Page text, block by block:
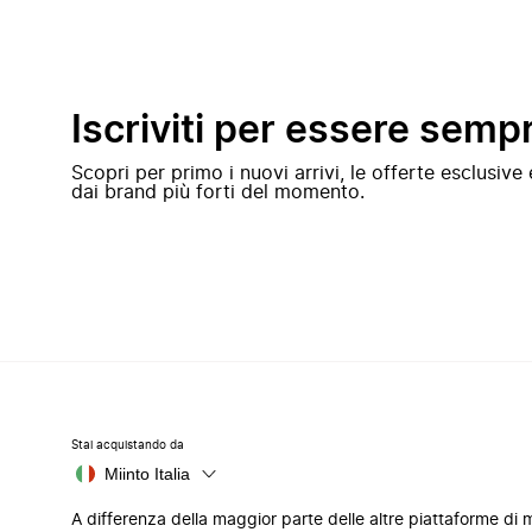
Iscriviti per essere
Scopri per primo i nuovi arrivi, le offerte esclusive
dai brand più forti del momento.
Stai acquistando da
Miinto Italia
A differenza della maggior parte delle altre piattaforme di